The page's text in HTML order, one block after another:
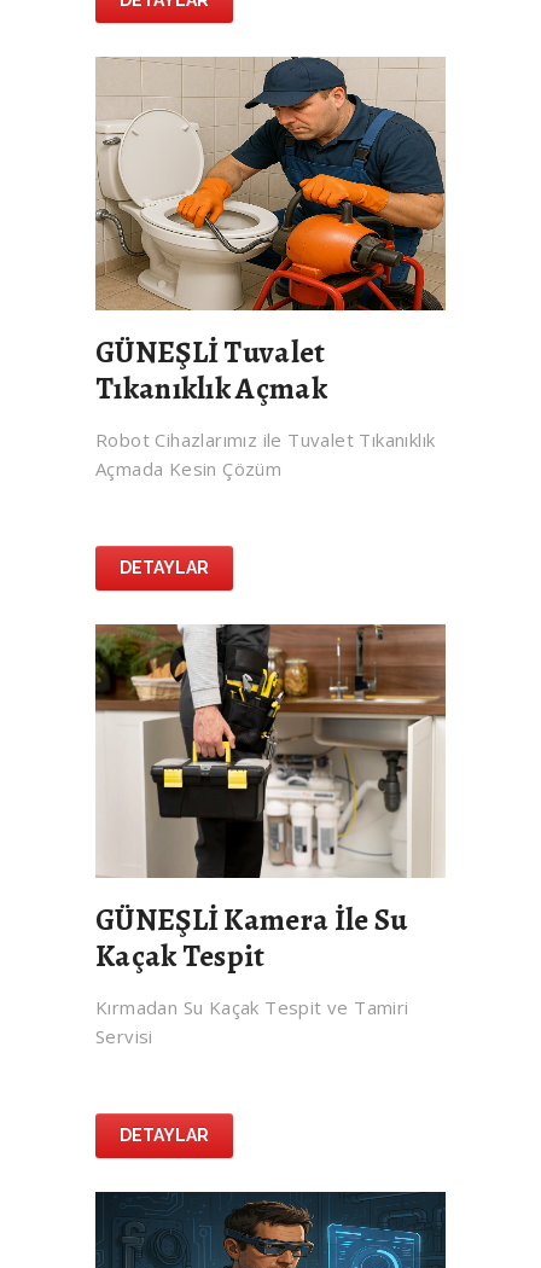
GÜNEŞLİ Tuvalet
Tıkanıklık Açmak
Robot Cihazlarımız ile Tuvalet Tıkanıklık
Açmada Kesin Çözüm
DETAYLAR
GÜNEŞLİ Kamera İle Su
Kaçak Tespit
Kırmadan Su Kaçak Tespit ve Tamiri
Servisi
DETAYLAR